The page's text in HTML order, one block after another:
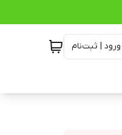
ورود | ثبت‌نام